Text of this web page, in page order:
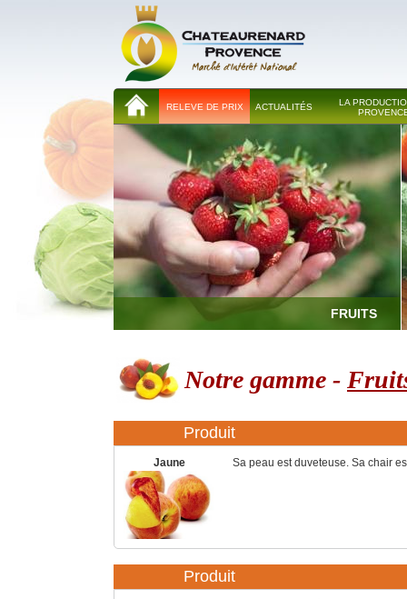
RELEVE DE PRIX ACTUALITÉS
LA
FRUITS
Notre gamme -
Produit
Jaune Sa peau est duveteuse. Sa chair
Produit